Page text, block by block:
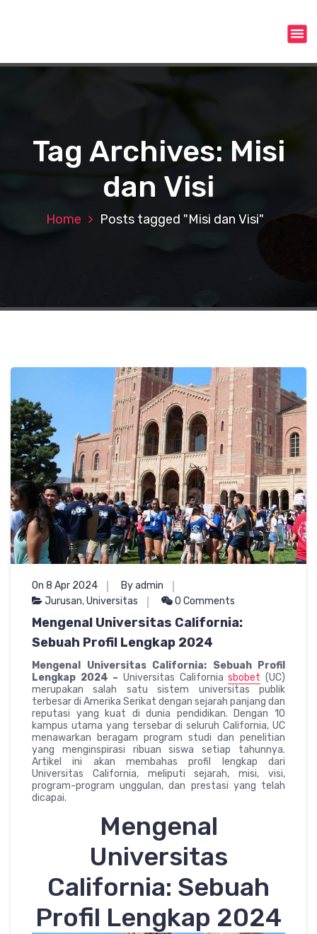
t
Tag Archives: Misi
dan Visi
Home Posts tagged "Misi dan Visi"
On 8 Apr 2024
By admin
Jurusan,Universitas 0 Comments
Mengenal Universitas California:
Sebuah Profil Lengkap 2024
Mengenal Universitas California: Sebuah Profil
Lengkap 2024 – Universitas Californiasbobet (UC)
merupakan salah satu sistem universitas publik
terbesar di Amerika Serikat dengan sejarah panjang dan
reputasi yang kuat di dunia pendidikan. Dengan 10
kampus utama yang tersebar di seluruh California, UC
menawarkan beragam program studi dan penelitian
yang menginspirasi ribuan siswa setiap tahunnya.
Artikel ini akan membahas profil lengkap dari
Universitas California, meliputi sejarah, misi, visi,
program-program unggulan, dan prestasi yang telah
dicapai.
Mengenal
Universitas
California: Sebuah
Profil Lengkap 2024